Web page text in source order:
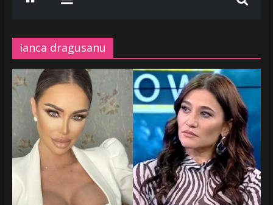
ASCULTA
HITURILE
LA
Radio
Belea
Romania
|
www.radiobelea.ro
ianca dragusanu